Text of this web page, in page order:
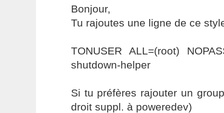
Bonjour,
Tu rajoutes une ligne de ce
TONUSER ALL=(root)
shutdown-helper
Si tu préfères rajouter un
droit suppl. à poweredev)